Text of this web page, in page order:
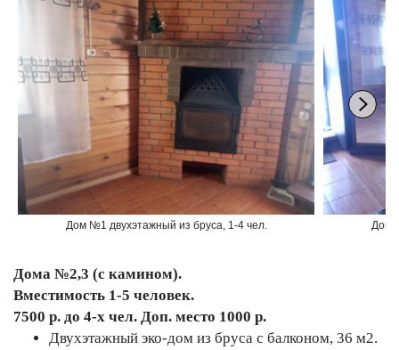
Дом №1 двухэтажный из бруса, 1-4 чел. Дом
Дома №2,3 (с камином).
Вместимость 1-5 человек.
7500 р. до 4-х чел. Доп. место 1000 р.
Двухэтажный эко-дом из бруса с балконом, 36 м2.